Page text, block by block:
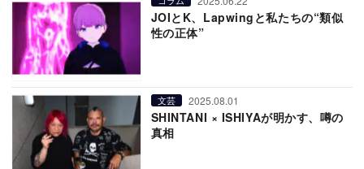
JOIとK、Lapwingと私たちの“類似
性の正体”
文芸 2025.08.01
SHINTANI × ISHIYAが明かす、噂の
真相